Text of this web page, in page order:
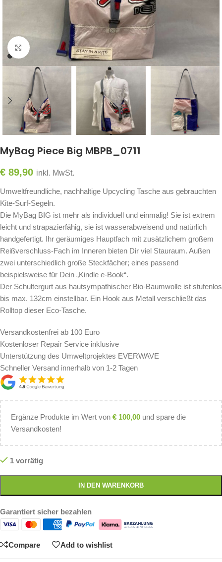
Click to enlarge
MyBag Piece Big MBPB_0711
€ 89,90 inkl. MwSt.
Umweltfreundliche, nachhaltige Upcycling Tasche aus gebrauchten
Kite-Surf-Segeln.
Die MyBag BIG ist mehr als individuell und einmalig! Sie ist extrem
leicht und strapazierfähig, sie ist wasserabweisend und natürlich
handgefertigt. Ihr geräumiges Hauptfach mit zusätzlichem großem
Reißverschluss-Fach im Inneren bieten Dir viel Stauraum. Außen
zwei unterschiedlich große Steckfächer; eines passend
beispielsweise für Dein „Kindle e-Book“.
Der Schultergurt aus hautsympathischer Bio-Baumwolle ist stufenlos
bis max. 132cm einstellbar. Ein Hook aus Metall verschließt das
Rolltop dieser Eco-Tasche.
Versandkostenfrei ab 100 Euro
Kostenloser Repair Service inklusive
Unterstützung des Umweltprojektes EVERWAVE
Schneller Versand innerhalb von 1-2 Tagen
Ergänze Produkte im Wert von € 100,00 und spare die
Versandkosten!
1 vorrätig
IN DEN WARENKORB
Garantiert sicher bezahlen
Compare Add to wishlist